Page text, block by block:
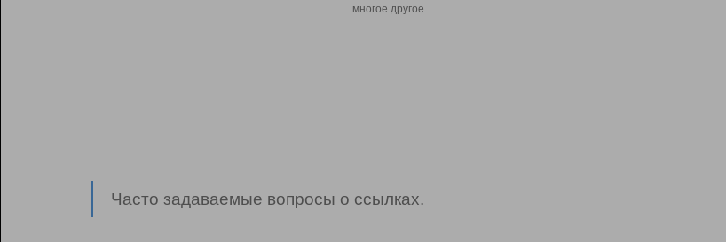
многое другое.
Часто задаваемые вопросы о ссылках.